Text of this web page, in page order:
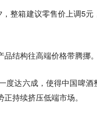
整箱建议零售价上调5元
结构往高端价格带腾挪。
度达六成，使得中国啤酒
持续挤压低端市场。